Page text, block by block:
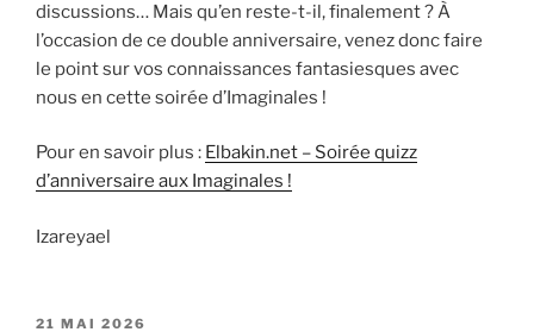
discussions… Mais qu’en reste-t-il, finalement ? À
l’occasion de ce double anniversaire, venez donc faire
le point sur vos connaissances fantasiesques avec
nous en cette soirée d’Imaginales !
Pour en savoir plus : Elbakin.net – Soirée quizz
d’anniversaire aux Imaginales !
Izareyael
PUBLIÉ
21 MAI 2026